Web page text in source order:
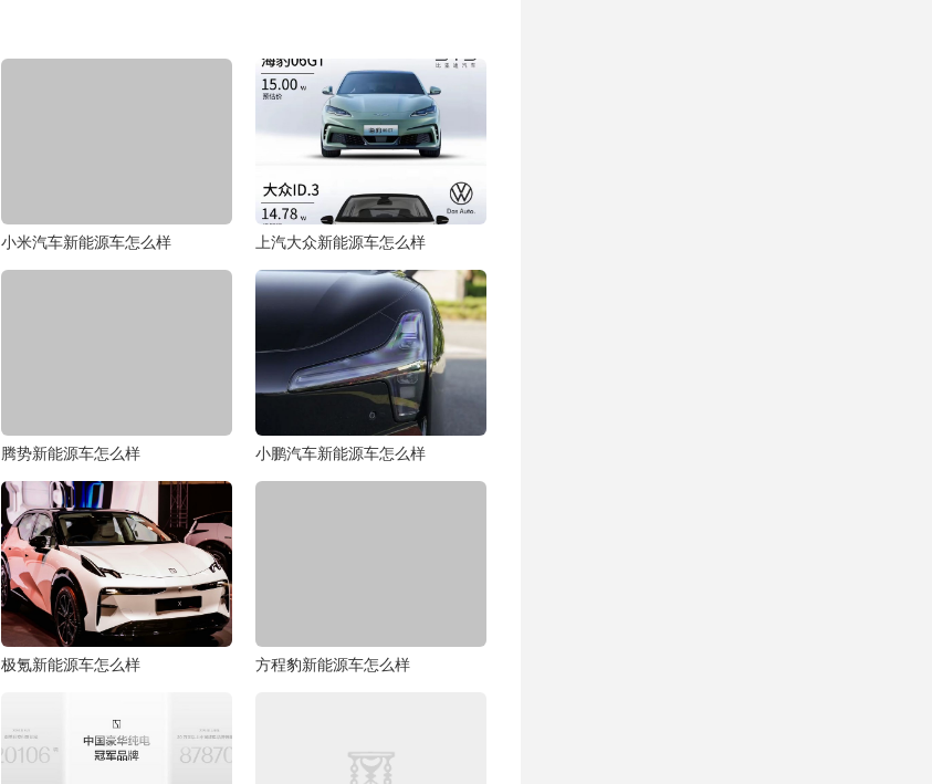
小米汽车新能源车怎么样 上汽大众新能源车怎么样
腾势新能源车怎么样 小鹏汽车新能源车怎么样
极氪新能源车怎么样 方程豹新能源车怎么样